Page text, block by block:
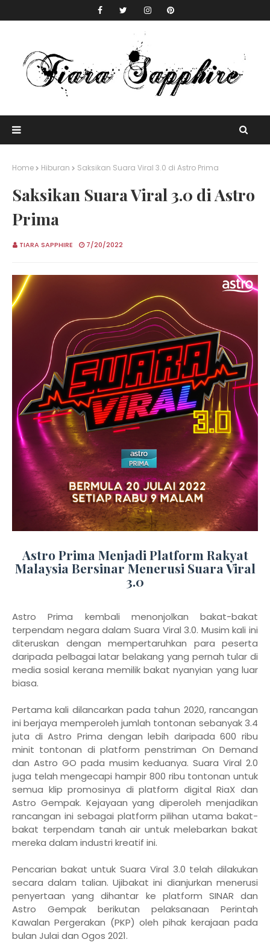
Home Hiburan Saksikan Suara Viral 3.0 di Astro Prima
Saksikan Suara Viral 3.0 di Astro
Prima
TIARA SAPPHIRE 7/20/2022
Astro Prima Menjadi Platform Rakyat
Malaysia Bersinar Menerusi Suara Viral
3.0
Astro Prima kembali menonjolkan bakat-bakat
terpendam negara dalam Suara Viral 3.0. Musim kali ini
diteruskan dengan mempertaruhkan para peserta
daripada pelbagai latar belakang yang pernah tular di
media sosial kerana memilik bakat nyanyian yang luar
biasa.
Pertama kali dilancarkan pada tahun 2020, rancangan
ini berjaya memperoleh jumlah tontonan sebanyak 3.4
juta di Astro Prima dengan lebih daripada 600 ribu
minit tontonan di platform penstriman On Demand
dan Astro GO pada musim keduanya. Suara Viral 2.0
juga telah mengecapi hampir 800 ribu tontonan untuk
semua klip promosinya di platform digital RiaX dan
Astro Gempak. Kejayaan yang diperoleh menjadikan
rancangan ini sebagai platform pilihan utama bakat-
bakat terpendam tanah air untuk melebarkan bakat
mereka dalam industri kreatif ini.
Pencarian bakat untuk Suara Viral 3.0 telah dilakukan
secara dalam talian. Ujibakat ini dianjurkan menerusi
penyertaan yang dihantar ke platform SINAR dan
Astro Gempak berikutan pelaksanaan Perintah
Kawalan Pergerakan (PKP) oleh pihak kerajaan pada
bulan Julai dan Ogos 2021.